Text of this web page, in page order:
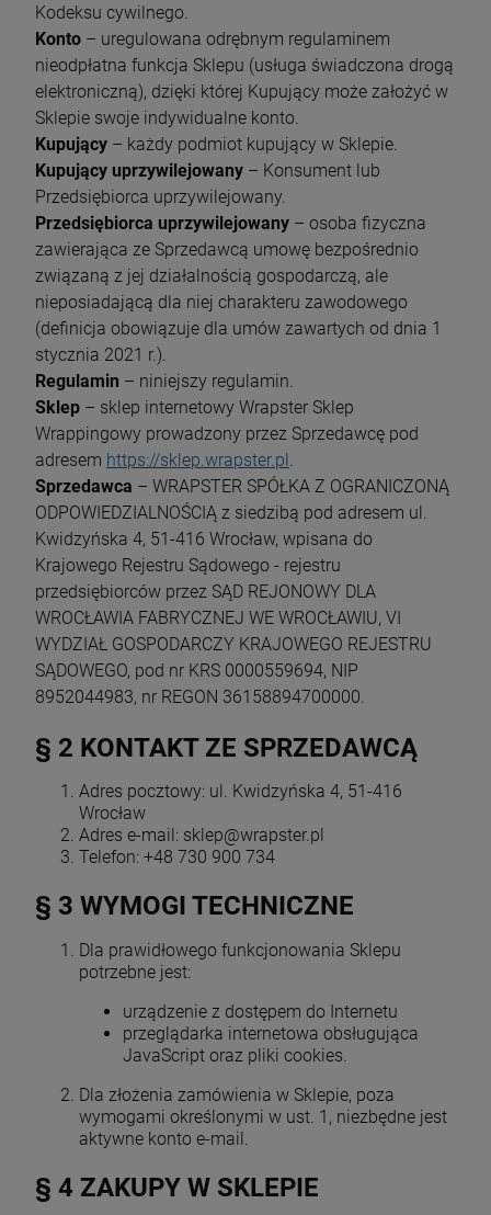
Kodeksu cywilnego.
Konto – uregulowana odrębnym regulaminem
nieodpłatna funkcja Sklepu (usługa świadczona drogą
elektroniczną), dzięki której Kupujący może założyć w
Sklepie swoje indywidualne konto.
Kupujący – każdy podmiot kupujący w Sklepie.
Kupujący uprzywilejowany – Konsument lub
Przedsiębiorca uprzywilejowany.
Przedsiębiorca uprzywilejowany – osoba fizyczna
zawierająca ze Sprzedawcą umowę bezpośrednio
związaną z jej działalnością gospodarczą, ale
nieposiadającą dla niej charakteru zawodowego
(definicja obowiązuje dla umów zawartych od dnia 1
stycznia 2021 r.).
Regulamin – niniejszy regulamin.
Sklep – sklep internetowy Wrapster Sklep
Wrappingowy prowadzony przez Sprzedawcę pod
adresem https://sklep.wrapster.pl
Sprzedawca – WRAPSTER SPÓŁKA Z OGRANICZONĄ
ODPOWIEDZIALNOŚCIĄ z siedzibą pod adresem ul.
Kwidzyńska 4, 51-416 Wrocław, wpisana do
Krajowego Rejestru Sądowego - rejestru
przedsiębiorców przez SĄD REJONOWY DLA
WROCŁAWIA FABRYCZNEJ WE WROCŁAWIU, VI
WYDZIAŁ GOSPODARCZY KRAJOWEGO REJESTRU
SĄDOWEGO, pod nr KRS 0000559694, NIP
8952044983, nr REGON 36158894700000.
§ 2 KONTAKT ZE SPRZEDAWCĄ
Adres pocztowy: ul. Kwidzyńska 4, 51-416
Wrocław
Adres e-mail: sklep@wrapster.pl
Telefon: +48 730 900 734
§ 3 WYMOGI TECHNICZNE
Dla prawidłowego funkcjonowania Sklepu
potrzebne jest:
urządzenie z dostępem do Internetu
przeglądarka internetowa obsługująca
JavaScript oraz pliki cookies.
Dla złożenia zamówienia w Sklepie, poza
wymogami określonymi w ust. 1, niezbędne jest
aktywne konto e-mail.
§ 4 ZAKUPY W SKLEPIE